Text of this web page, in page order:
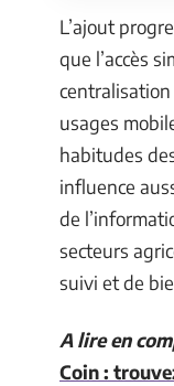
L’ajout
que l’accès
centralisation
usages
habitudes
influence
de
secteurs
suivi et de
A lire en
Coin :